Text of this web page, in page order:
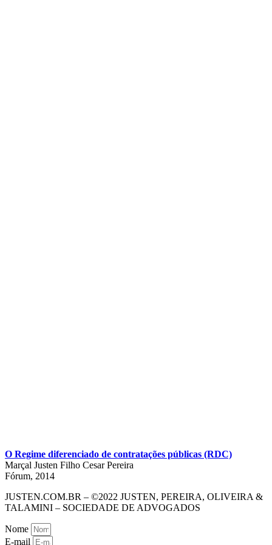
O Regime diferenciado de contratações públicas (RDC)
Marçal Justen Filho Cesar Pereira
Fórum, 2014
JUSTEN.COM.BR – ©2022 JUSTEN, PEREIRA, OLIVEIRA &
TALAMINI – SOCIEDADE DE ADVOGADOS
Nome
E-mail